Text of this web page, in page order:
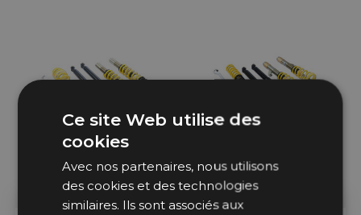
Ce site Web utilise des
cookies
Avec nos partenaires, nous utilisons
des cookies et des technologies
similaires. Ils sont associés aux